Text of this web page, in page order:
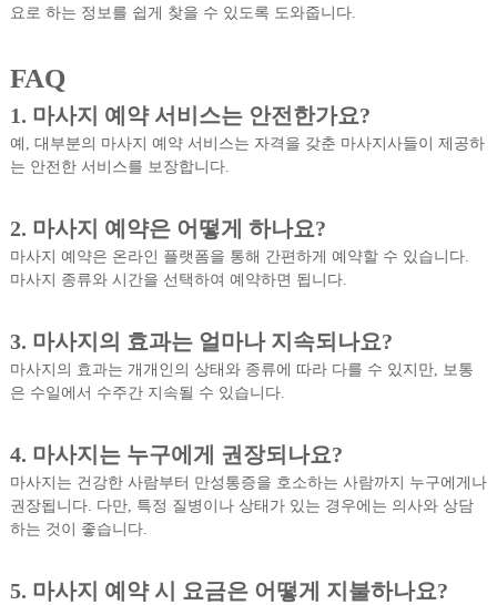
요로 하는 정보를 쉽게 찾을 수 있도록 도와줍니다.
FAQ
1. 마사지 예약 서비스는 안전한가요?
예, 대부분의 마사지 예약 서비스는 자격을 갖춘 마사지사들이 제공하
는 안전한 서비스를 보장합니다.
2. 마사지 예약은 어떻게 하나요?
마사지 예약은 온라인 플랫폼을 통해 간편하게 예약할 수 있습니다.
마사지 종류와 시간을 선택하여 예약하면 됩니다.
3. 마사지의 효과는 얼마나 지속되나요?
마사지의 효과는 개개인의 상태와 종류에 따라 다를 수 있지만, 보통
은 수일에서 수주간 지속될 수 있습니다.
4. 마사지는 누구에게 권장되나요?
마사지는 건강한 사람부터 만성통증을 호소하는 사람까지 누구에게나
권장됩니다. 다만, 특정 질병이나 상태가 있는 경우에는 의사와 상담
하는 것이 좋습니다.
5. 마사지 예약 시 요금은 어떻게 지불하나요?